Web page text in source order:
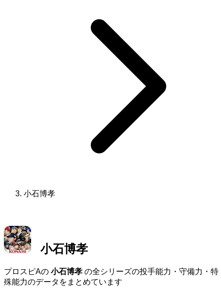
小石博孝
小石博孝
プロスピAの 小石博孝 の全シリーズの投手能力・守備力・特
殊能力のデータをまとめています